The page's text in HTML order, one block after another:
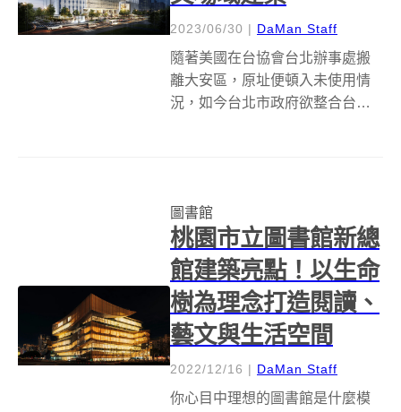
2023/06/30 | DaMan Staff
隨著美國在台協會台北辦事處搬
離大安區，原址便頓入未使用情
況，如今台北市政府欲整合台北
持的大元聯合建築師事務所、建
築聲學大師徐亞英...
圖書館
桃園市立圖書館新總
館建築亮點！以生命
樹為理念打造閱讀、
藝文與生活空間
2022/12/16 | DaMan Staff
你心目中理想的圖書館是什麼模